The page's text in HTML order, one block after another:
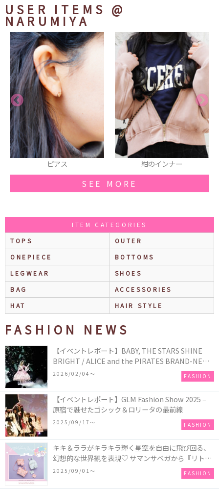
USER ITEMS @
NARUMIYA
ピアス 紺のインナー
SEE MORE
ITEM CATEGORIES
TOPS
OUTER
ONEPIECE
BOTTOMS
LEGWEAR
SHOES
BAG
ACCESSORIES
HAT
HAIR STYLE
FASHION NEWS
【イベントレポート】BABY, THE STARS SHINE
BRIGHT / ALICE and the PIRATES BRAND-NEW
COLLECTION in TOKYO
2026/02/04〜 FASHION
【イベントレポート】GLM Fashion Show 2025 –
原宿で魅せたゴシック＆ロリータの最前線
2025/09/17〜 FASHION
キキ＆ララがキラキラ輝く星空を自由に飛び回る、
幻想的な世界観を表現♡ サマンサベガから『リトル
ツインスターズ』50周年アニバーサリーイヤー』を
2025/09/01〜 FASHION